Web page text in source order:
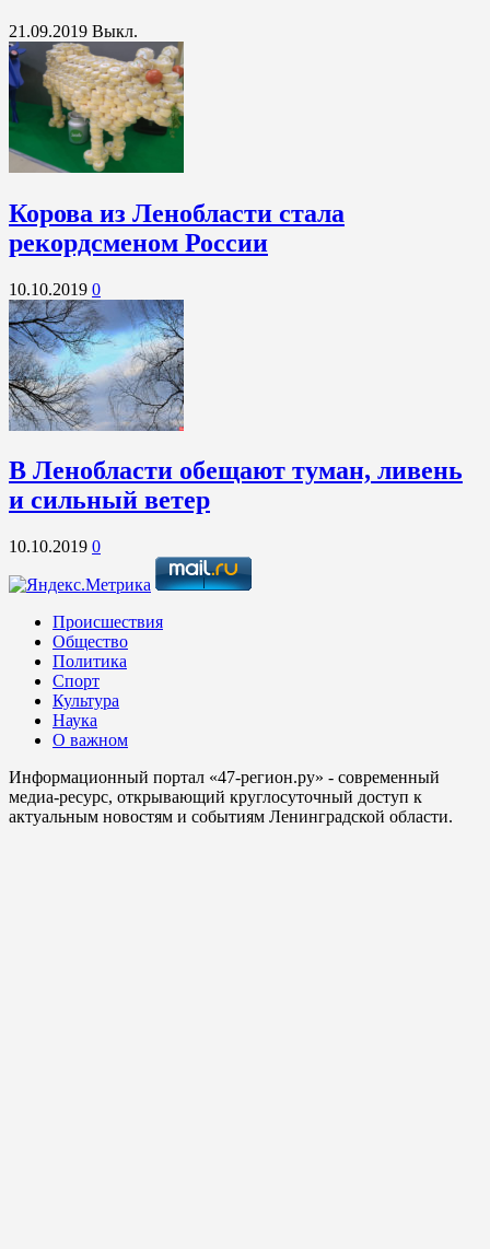
21.09.2019 Выкл.
Корова из Ленобласти стала
рекордсменом России
10.10.2019 0
В Ленобласти обещают туман, ливень
и сильный ветер
10.10.2019 0
Происшествия
Общество
Политика
Спорт
Культура
Наука
О важном
Информационный портал «47-регион.ру» - современный
медиа-ресурс, открывающий круглосуточный доступ к
актуальным новостям и событиям Ленинградской области.